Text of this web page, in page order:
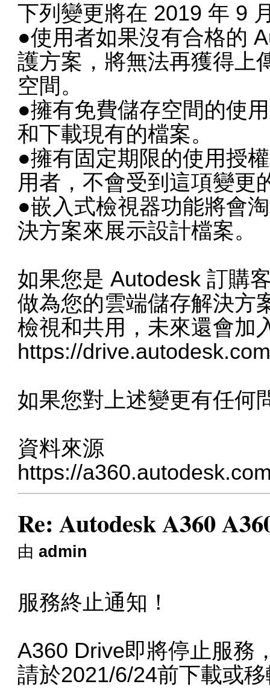
下列變更將在 2019 年 9
●使用者如果沒有合格的
護方案，將無法再獲得上
空間。
●擁有免費儲存空間的使
和下載現有的檔案。
●擁有固定期限的使用授
用者，不會受到這項變更
●嵌入式檢視器功能將會
決方案來展示設計檔案。
如果您是 Autodesk 訂購
做為您的雲端儲存解決方
檢視和共用，未來還會加
https://
如果您對上述變更有任何
資料來源
https://
Re: Autodesk A360
由admin
服務終止通知！
A360 Drive即將停止服務
請於2021/6/24前下載或